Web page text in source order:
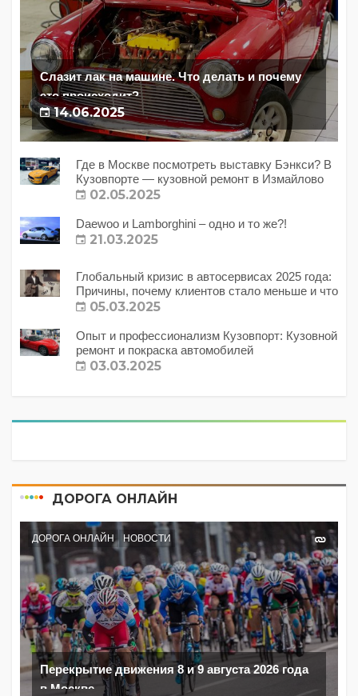
Слазит лак на машине. Что делать и почему
это происходит?
14.06.2025
Где в Москве посмотреть выставку Бэнкси? В
Кузовпорте — кузовной ремонт в Измайлово
02.05.2025
Daewoo и Lamborghini – одно и то же?!
21.03.2025
Глобальный кризис в автосервисах 2025 года:
Причины, почему клиентов стало меньше и что
с этим делать?
05.03.2025
Опыт и профессионализм Кузовпорт: Кузовной
ремонт и покраска автомобилей
03.03.2025
ДОРОГА ОНЛАЙН
ДОРОГА ОНЛАЙН НОВОСТИ
Перекрытие движения 8 и 9 августа 2026 года
в Москве